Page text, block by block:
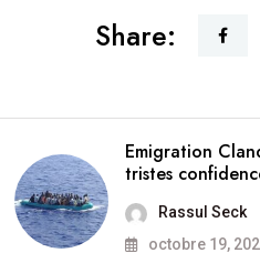
Share:
Emigration
tristes
Rassul Seck
octobre 19,